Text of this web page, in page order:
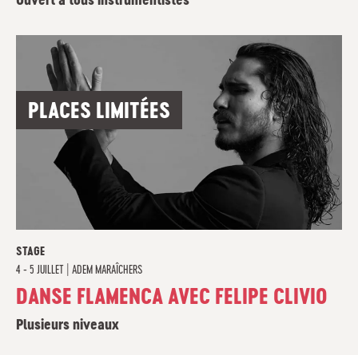
PLACES LIMITÉES
STAGE
4 - 5 JUILLET
ADEM MARAÎCHERS
DANSE FLAMENCA AVEC FELIPE CLIVIO
Plusieurs niveaux